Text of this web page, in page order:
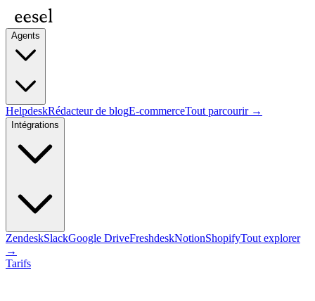
Agents
HelpdeskRédacteur de blogE-commerceTout parcourir →
Intégrations
ZendeskSlackGoogle DriveFreshdeskNotionShopifyTout explorer
→
Tarifs